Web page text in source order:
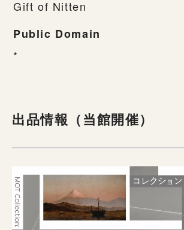
Gift of Nitten
Public Domain
*
出品情報（当館開催）